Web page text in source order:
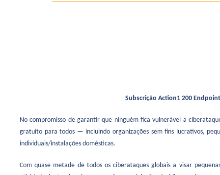
Subscrição Action1 200
No compromisso de garantir que ninguém fica vulnerável a
gratuito para todos — incluindo organizações sem fins lucrativos,
individuais/instalações domésticas.
Com quase metade de todos os ciberataques globais a visar